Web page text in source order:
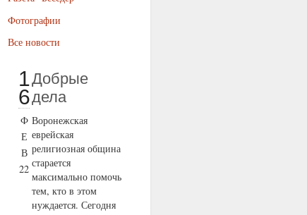
Фотографии
Все новости
1
6
Ф
Е
В
22
Добрые
дела
Воронежская
еврейская
религиозная община
старается
максимально помочь
тем, кто в этом
нуждается. Сегодня